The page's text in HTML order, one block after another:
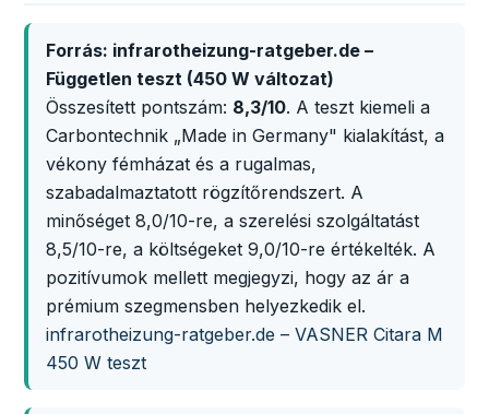
Forrás: infrarotheizung-ratgeber.de –
Független teszt (450 W változat)
Összesített pontszám: 8,3/10. A teszt kiemeli a
Carbontechnik „Made in Germany" kialakítást, a
vékony fémházat és a rugalmas,
szabadalmaztatott rögzítőrendszert. A
minőséget 8,0/10-re, a szerelési szolgáltatást
8,5/10-re, a költségeket 9,0/10-re értékelték. A
pozitívumok mellett megjegyzi, hogy az ár a
prémium szegmensben helyezkedik el.
infrarotheizung-ratgeber.de – VASNER Citara M
450 W teszt